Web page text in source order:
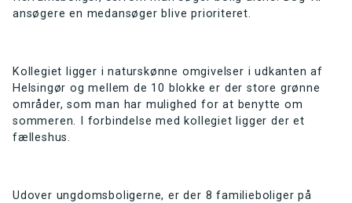
ansøgere en medansøger blive prioriteret.
Kollegiet ligger i naturskønne omgivelser i udkanten af
Helsingør og mellem de 10 blokke er der store grønne
områder, som man har mulighed for at benytte om
sommeren. I forbindelse med kollegiet ligger der et
fælleshus.
Udover ungdomsboligerne, er der 8 familieboliger på